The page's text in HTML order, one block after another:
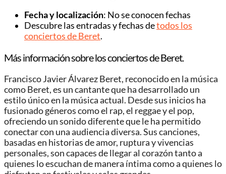
Fecha y localización: No se conocen fechas
Descubre las entradas y fechas detodos los
conciertos de Beret.
Más información sobre los conciertos de Beret.
Francisco Javier Álvarez Beret, reconocido en la música
como Beret, es un cantante que ha desarrollado un
estilo único en la música actual. Desde sus inicios ha
fusionado géneros como el rap, el reggae y el pop,
ofreciendo un sonido diferente que le ha permitido
conectar con una audiencia diversa. Sus canciones,
basadas en historias de amor, ruptura y vivencias
personales, son capaces de llegar al corazón tanto a
quienes lo escuchan de manera íntima como a quienes lo